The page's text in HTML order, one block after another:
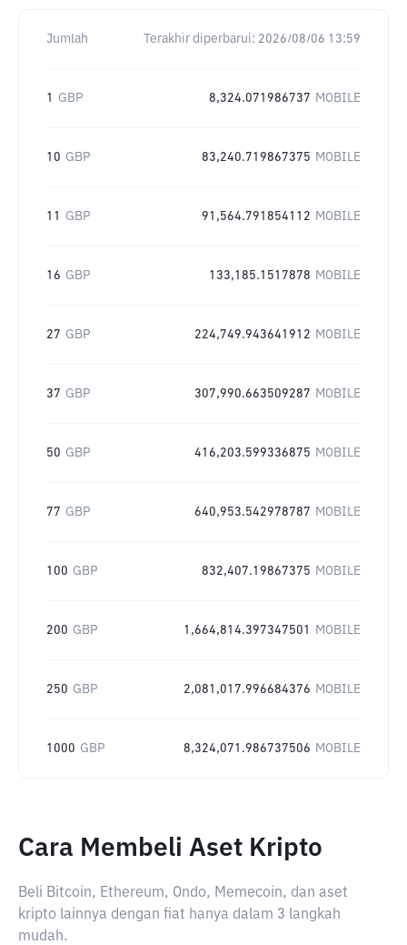
Jumlah Terakhir diperbarui: 2026/08/06 13:59
1 GBP 8,324.071986737 MOBILE
10 GBP 83,240.719867375 MOBILE
11 GBP 91,564.791854112 MOBILE
16 GBP 133,185.1517878 MOBILE
27 GBP 224,749.943641912 MOBILE
37 GBP 307,990.663509287 MOBILE
50 GBP 416,203.599336875 MOBILE
77 GBP 640,953.542978787 MOBILE
100 GBP 832,407.19867375 MOBILE
200 GBP 1,664,814.397347501 MOBILE
250 GBP 2,081,017.996684376 MOBILE
1000 GBP 8,324,071.986737506 MOBILE
Cara Membeli Aset Kripto
Beli Bitcoin, Ethereum, Ondo, Memecoin, dan aset
kripto lainnya dengan fiat hanya dalam 3 langkah
mudah.